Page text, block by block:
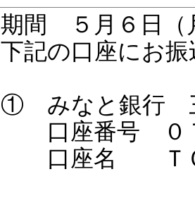
期間 ５月６日（
下記の口座にお
① みなと銀行
口座番号 ０
口座名 ＴＯ